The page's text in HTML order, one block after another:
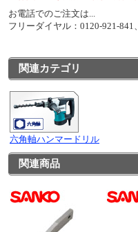
お電話でのご注文は...
フリーダイヤル：0120-921-
関連カテゴリ
六角軸ハンマードリル
関連商品